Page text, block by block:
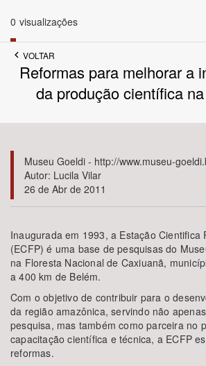
Povo Indígena
Tema
Área de Levantamento
0 visualizações
VOLTAR
Reformas para melhorar a
da produção científica
Museu Goeldi - http://www.museu-
Autor: Lucila Vilar
26 de Abr de 2011
Inaugurada em 1993, a Estação Cientifica
(ECFP) é uma base de pesquisas do
na Floresta Nacional de Caxiuanã,
a 400 km de Belém.
Com o objetivo de contribuir para o
da região amazônica, servindo não
pesquisa, mas também como parceira no
capacitação científica e técnica, a ECFP
reformas.